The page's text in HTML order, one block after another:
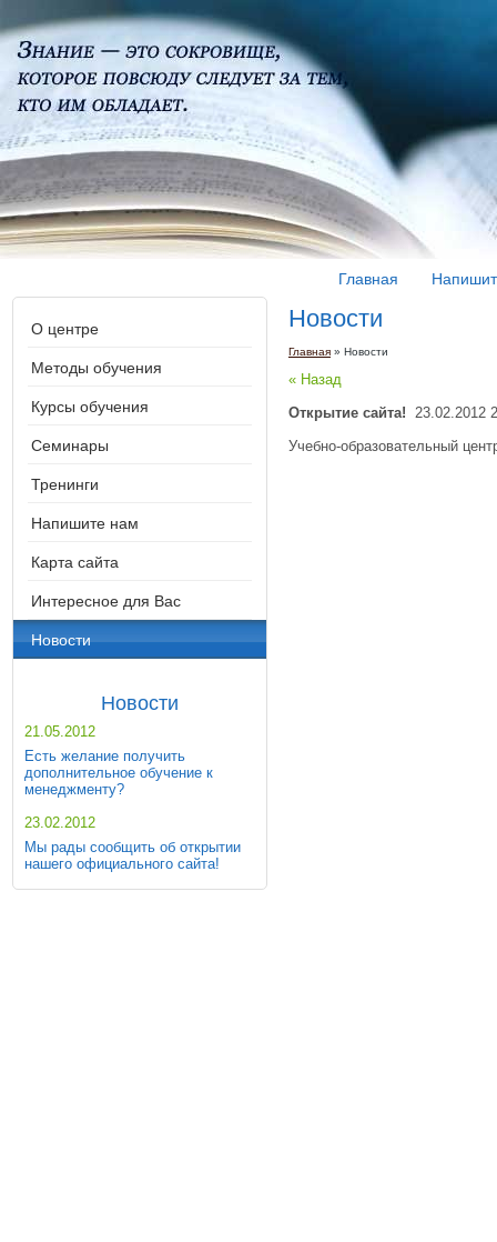
Главная
Новости
Главная » Новости
« Назад
Открытие сайта! 23.02.2012
Учебно-образовательный
О центре
Методы обучения
Курсы обучения
Семинары
Тренинги
Напишите нам
Карта сайта
Интересное для Вас
Новости
Новости
21.05.2012
Есть желание получить
дополнительное обучение к
менеджменту?
23.02.2012
Мы рады сообщить об открытии
нашего официального сайта!